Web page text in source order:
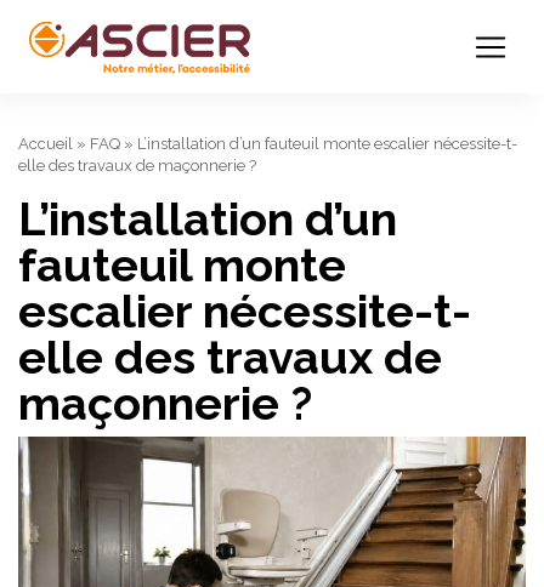
Accueil » FAQ » L’installation d’un fauteuil monte escalier nécessite-t-
elle des travaux de maçonnerie ?
L’installation d’un
fauteuil monte
escalier nécessite-t-
elle des travaux de
maçonnerie ?